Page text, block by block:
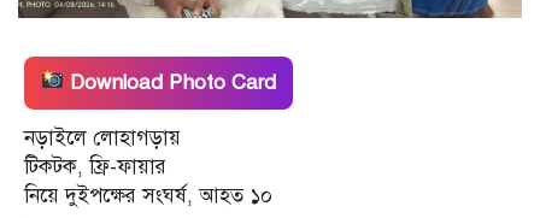
Download Photo Card
নড়াইলে লোহাগড়ায়
টিকটক, ফ্রি-ফায়ার
নিয়ে দুইপক্ষের সংঘর্ষ, আহত ১০